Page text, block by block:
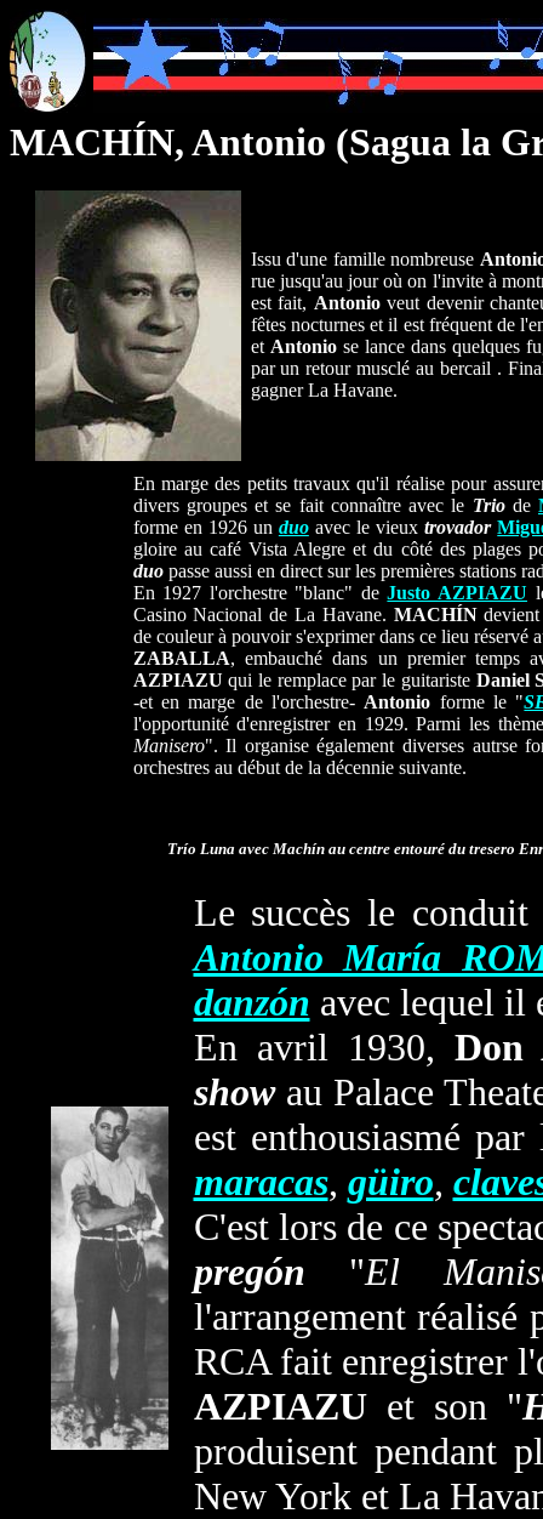
MACHÍN, Antonio (Sagua la
Issu d'une famille nombreuse
rue jusqu'au jour où on l'invite à
est fait, Antonioveut devenir
fêtes nocturnes et il est fréquent de
et Antoniose lance dans quelques
par un retour musclé au bercail .
gagner La Havane.
En marge des petits travaux qu'il réalise pour
divers groupes et se fait connaître avec le Trio de
forme en 1926 un duoavec le vieuxtrovador
gloire au café Vista Alegre et du côté des plages
duopasse aussi en direct sur les premières stations
En 1927 l'orchestre "blanc" deJusto AZPIAZU
Casino Nacional de La Havane. MACHÍNdevient
de couleur à pouvoir s'exprimer dans ce lieu réservé
ZABALLA, embauché dans un premier temps
AZPIAZU qui le remplace par le guitariste Daniel
-et en marge de l'orchestre- Antonio forme le "
l'opportunité d'enregistrer en 1929. Parmi les
Manisero". Il organise également diverses autrse
orchestres au début de la décennie suivante.
Trío Luna avec Machín au centre entouré du tresero
Le succès le
Antonio María
danzón avec lequel il
En avril 1930, Don
showau Palace
est enthousiasmé
maracas, güiro,
C'est lors de ce
pregón "El
l'arrangement réalisé
RCA fait enregistrer
AZPIAZUet son "
produisent pendant
New York et La